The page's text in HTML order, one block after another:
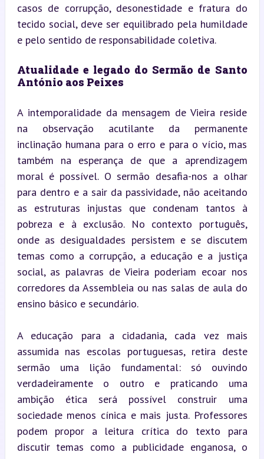
casos de corrupção, desonestidade e fratura do
tecido social, deve ser equilibrado pela humildade
e pelo sentido de responsabilidade coletiva.
Atualidade e legado do Sermão de Santo
António aos Peixes
A intemporalidade da mensagem de Vieira reside
na observação acutilante da permanente
inclinação humana para o erro e para o vício, mas
também na esperança de que a aprendizagem
moral é possível. O sermão desafia-nos a olhar
para dentro e a sair da passividade, não aceitando
as estruturas injustas que condenam tantos à
pobreza e à exclusão. No contexto português,
onde as desigualdades persistem e se discutem
temas como a corrupção, a educação e a justiça
social, as palavras de Vieira poderiam ecoar nos
corredores da Assembleia ou nas salas de aula do
ensino básico e secundário.
A educação para a cidadania, cada vez mais
assumida nas escolas portuguesas, retira deste
sermão uma lição fundamental: só ouvindo
verdadeiramente o outro e praticando uma
ambição ética será possível construir uma
sociedade menos cínica e mais justa. Professores
podem propor a leitura crítica do texto para
discutir temas como a publicidade enganosa, o